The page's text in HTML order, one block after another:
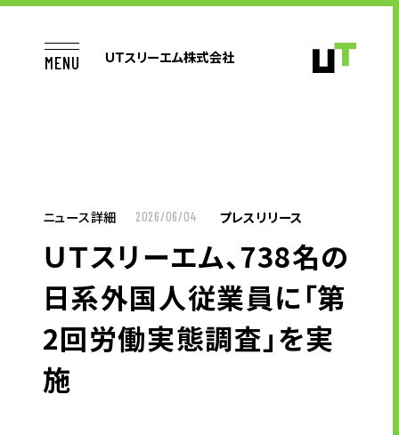
MENU ＵＴスリーエム株式会社
お仕事をお探しの方へ
企業のご担当者様へ
ＵＴスリーエムの採用力
ニュース詳細 2026/06/04 プレスリリース
ＵＴスリーエム、738名の
日系外国人従業員に「第
2回労働実態調査」を実
施